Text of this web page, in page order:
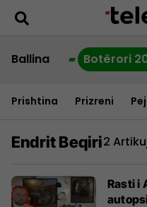
Ballina Botërori
Prishtina Prizreni
Endrit Beqiri2
Rasti i